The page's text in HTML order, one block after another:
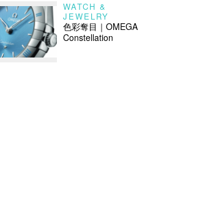
WATCH &
JEWELRY
色彩奪目｜OMEGA
Constellation